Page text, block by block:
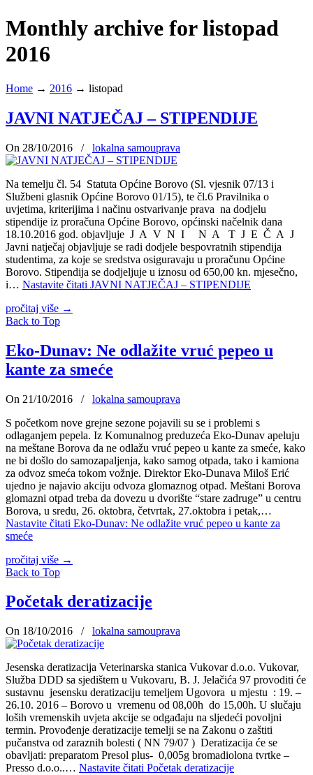
Monthly archive for listopad
2016
Home → 2016 → listopad
JAVNI NATJEČAJ – STIPENDIJE
On 28/10/2016 / lokalna samouprava
Na temelju čl. 54 Statuta Općine Borovo (Sl. vjesnik 07/13 i
Službeni glasnik Općine Borovo 01/15), te čl.6 Pravilnika o
uvjetima, kriterijima i načinu ostvarivanje prava na dodjelu
stipendije iz proračuna Općine Borovo, općinski načelnik dana
18.10.2016 god. objavljuje J A V N I N A T J E Č A J
Javni natječaj objavljuje se radi dodjele bespovratnih stipendija
studentima, za koje se sredstva osiguravaju u proračunu Općine
Borovo. Stipendija se dodjeljuje u iznosu od 650,00 kn. mjesečno,
i… Nastavite čitati JAVNI NATJEČAJ – STIPENDIJE
pročitaj više →
Back to Top
Eko-Dunav: Ne odlažite vruć pepeo u
kante za smeće
On 21/10/2016 /
lokalna samouprava
S početkom nove grejne sezone pojavili su se i problemi s
odlaganjem pepela. Iz Komunalnog preduzeća Eko-Dunav apeluju
na meštane Borova da ne odlažu vruć pepeo u kante za smeće, kako
ne bi došlo do samozapaljenja, kako samog otpada, tako i kamiona
za odvoz smeća tokom vožnje. Direktor Eko-Dunava Miloš Erić
ujedno je najavio akciju odvoza glomaznog otpad. Meštani Borova
glomazni otpad treba da dovezu u dvorište “stare zadruge” u centru
Borova, u sredu, 26. oktobra, četvrtak, 27.oktobra i petak,…
Nastavite čitati Eko-Dunav: Ne odlažite vruć pepeo u kante za
smeće
pročitaj više →
Back to Top
Početak deratizacije
On 18/10/2016 / lokalna samouprava
Jesenska deratizacija Veterinarska stanica Vukovar d.o.o. Vukovar,
Služba DDD sa sjedištem u Vukovaru, B. J. Jelačića 97 provoditi će
sustavnu jesensku deratizaciju temeljem Ugovora u mjestu : 19. –
26.10. 2016 – Borovo u vremenu od 08,00h do 15,00h. U slučaju
loših vremenskih uvjeta akcije se odgađaju na sljedeći povoljni
termin. Provođenje deratizacije temelji se na Zakonu o zaštiti
pučanstva od zaraznih bolesti ( NN 79/07 ) Deratizacija će se
obavljati: preparatom Presol plus- 0,005g bromadiolona tvrtke –
Presso d.o.o..… Nastavite čitati Početak deratizacije